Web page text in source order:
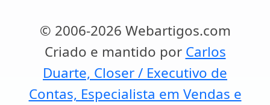
© 2006-2026 Webartigos.com
Criado e mantido por Carlos
Duarte, Closer / Executivo de
Contas, Especialista em Vendas e